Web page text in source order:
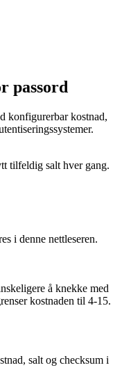
passord
konfigurerbar kostnad,
tilfeldig salt hver gang.
i denne nettleseren.
å knekke med
kostnaden til 4-15.
salt og checksum i